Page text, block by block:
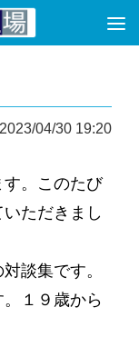
04/30 19:20
。このたび
ただきまし
談集です。
１９歳から